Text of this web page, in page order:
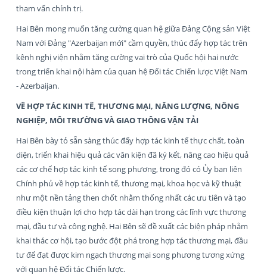
tham vấn chính trị.
Hai Bên mong muốn tăng cường quan hệ giữa Đảng Cộng sản Việt
Nam với Đảng "Azerbaijan mới" cầm quyền, thúc đẩy hợp tác trên
kênh nghị viện nhằm tăng cường vai trò của Quốc hội hai nước
trong triển khai nội hàm của quan hệ Đối tác Chiến lược Việt Nam
- Azerbaijan.
VỀ HỢP TÁC KINH TẾ, THƯƠNG MẠI, NĂNG LƯỢNG, NÔNG
NGHIỆP, MÔI TRƯỜNG VÀ GIAO THÔNG VẬN TẢI
Hai Bên bày tỏ sẵn sàng thúc đẩy hợp tác kinh tế thực chất, toàn
diện, triển khai hiệu quả các văn kiện đã ký kết, nâng cao hiệu quả
các cơ chế hợp tác kinh tế song phương, trong đó có Ủy ban liên
Chính phủ về hợp tác kinh tế, thương mại, khoa học và kỹ thuật
như một nền tảng then chốt nhằm thống nhất các ưu tiên và tạo
điều kiện thuận lợi cho hợp tác dài hạn trong các lĩnh vực thương
mại, đầu tư và công nghệ. Hai Bên sẽ đề xuất các biện pháp nhằm
khai thác cơ hội, tạo bước đột phá trong hợp tác thương mại, đầu
tư để đạt được kim ngạch thương mại song phương tương xứng
với quan hệ Đối tác Chiến lược.